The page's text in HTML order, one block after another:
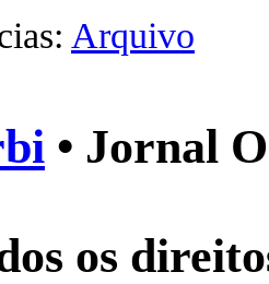
Arquivo
• Jornal
os